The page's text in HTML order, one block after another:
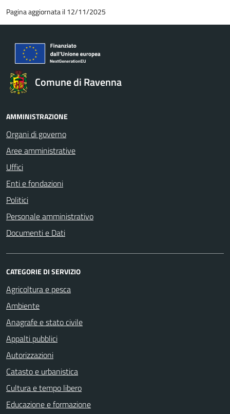
Pagina aggiornata il 12/11/2025
Comune di Ravenna
AMMINISTRAZIONE
Organi di governo
Aree amministrative
Uffici
Enti e fondazioni
Politici
Personale amministrativo
Documenti e Dati
CATEGORIE DI SERVIZIO
Agricoltura e pesca
Ambiente
Anagrafe e stato civile
Appalti pubblici
Autorizzazioni
Catasto e urbanistica
Cultura e tempo libero
Educazione e formazione